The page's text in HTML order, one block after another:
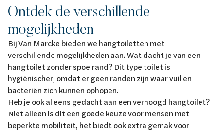
Ontdek de verschillende
mogelijkheden
Bij Van Marcke bieden we hangtoiletten met
verschillende mogelijkheden aan. Wat dacht je van een
hangtoilet zonder spoelrand? Dit type toilet is
hygiënischer, omdat er geen randen zijn waar vuil en
bacteriën zich kunnen ophopen.
Heb je ook al eens gedacht aan een verhoogd hangtoilet?
Niet alleen is dit een goede keuze voor mensen met
beperkte mobiliteit, het biedt ook extra gemak voor